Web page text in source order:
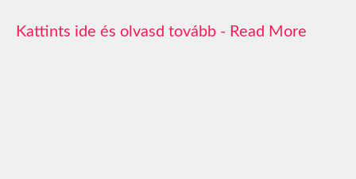
Read More